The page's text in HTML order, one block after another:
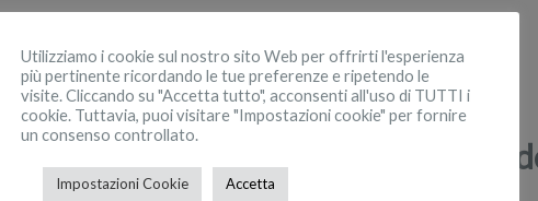
Stirasciugatore automatico: indice
Utilizziamo i cookie sul nostro sito Web per offrirti l'esperienza
più pertinente ricordando le tue preferenze e ripetendo le
visite. Cliccando su "Accetta tutto", acconsenti all'uso di TUTTI i
cookie. Tuttavia, puoi visitare "Impostazioni cookie" per fornire
un consenso controllato.
Impostazioni Cookie Accetta